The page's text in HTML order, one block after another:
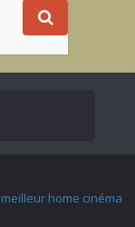
meilleur home cinéma